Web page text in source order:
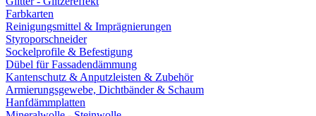
Farbkarten
Reinigungsmittel & Imprägnierungen
Styroporschneider
Sockelprofile & Befestigung
Dübel für Fassadendämmung
Kantenschutz & Anputzleisten & Zubehör
Armierungsgewebe, Dichtbänder & Schaum
Hanfdämmplatten